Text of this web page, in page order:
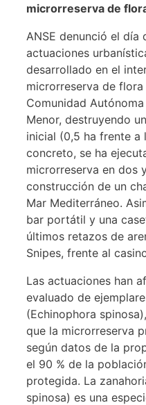
microrreserva de
ANSE denunció el día
actuaciones
desarrollado en el
microrreserva de
Comunidad
Menor, destruyendo
inicial (0,5 ha frente a
concreto, se ha
microrreserva en dos
construcción de un
Mar Mediterráneo.
bar portátil y una
últimos retazos de
Snipes, frente al
Las actuaciones han
evaluado de
(Echinophora
que la microrreserva
según datos de la
el 90 % de la
protegida. La
spinosa) es una